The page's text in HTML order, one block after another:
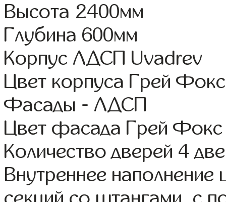
Высота 2400мм
Глубина 600мм
Корпус ЛДСП Uvadrev
Цвет корпуса Грей Фокс
Фасады - ЛДСП
Цвет фасада Грей Фокс
Количество дверей 4
Внутреннее